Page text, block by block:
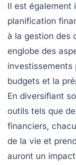
Il est également
planification
à la gestion des
englobe des
investissements
budgets et la
En diversifiant
outils tels que
financiers,
de la vie et
auront un